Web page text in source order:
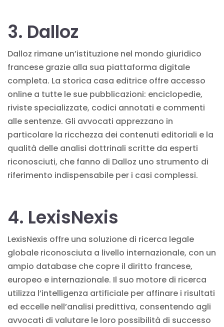
3. Dalloz
Dalloz rimane un’istituzione nel mondo giuridico
francese grazie alla sua piattaforma digitale
completa. La storica casa editrice offre accesso
online a tutte le sue pubblicazioni: enciclopedie,
riviste specializzate, codici annotati e commenti
alle sentenze. Gli avvocati apprezzano in
particolare la ricchezza dei contenuti editoriali e la
qualità delle analisi dottrinali scritte da esperti
riconosciuti, che fanno di Dalloz uno strumento di
riferimento indispensabile per i casi complessi.
4. LexisNexis
LexisNexis offre una soluzione di ricerca legale
globale riconosciuta a livello internazionale, con un
ampio database che copre il diritto francese,
europeo e internazionale. Il suo motore di ricerca
utilizza l’intelligenza artificiale per affinare i risultati
ed eccelle nell’analisi predittiva, consentendo agli
avvocati di valutare le loro possibilità di successo